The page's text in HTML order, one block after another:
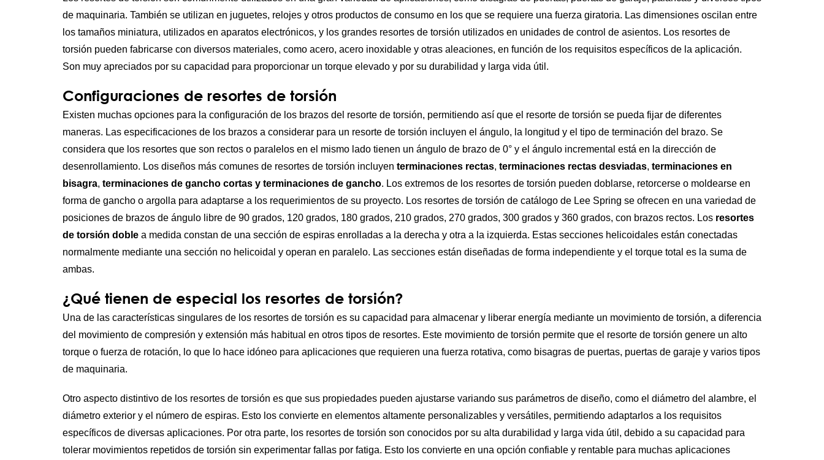
de maquinaria. También se utilizan en juguetes, relojes y otros productos de consumo en los que se requiere una fuerza giratoria. Las dimensiones oscilan entre
los tamaños miniatura, utilizados en aparatos electrónicos, y los grandes resortes de torsión utilizados en unidades de control de asientos. Los resortes de
torsión pueden fabricarse con diversos materiales, como acero, acero inoxidable y otras aleaciones, en función de los requisitos específicos de la aplicación.
Son muy apreciados por su capacidad para proporcionar un torque elevado y por su durabilidad y larga vida útil.
Configuraciones de resortes de torsión
Existen muchas opciones para la configuración de los brazos del resorte de torsión, permitiendo así que el resorte de torsión se pueda fijar de diferentes
maneras. Las especificaciones de los brazos a considerar para un resorte de torsión incluyen el ángulo, la longitud y el tipo de terminación del brazo. Se
considera que los resortes que son rectos o paralelos en el mismo lado tienen un ángulo de brazo de 0° y el ángulo incremental está en la dirección de
desenrollamiento. Los diseños más comunes de resortes de torsión incluyen terminaciones rectas, terminaciones rectas desviadas, terminaciones en
bisagra, terminaciones de gancho cortas y terminaciones de gancho. Los extremos de los resortes de torsión pueden doblarse, retorcerse o moldearse en
forma de gancho o argolla para adaptarse a los requerimientos de su proyecto. Los resortes de torsión de catálogo de Lee Spring se ofrecen en una variedad de
posiciones de brazos de ángulo libre de 90 grados, 120 grados, 180 grados, 210 grados, 270 grados, 300 grados y 360 grados, con brazos rectos. Los resortes
de torsión doble a medida constan de una sección de espiras enrolladas a la derecha y otra a la izquierda. Estas secciones helicoidales están conectadas
normalmente mediante una sección no helicoidal y operan en paralelo. Las secciones están diseñadas de forma independiente y el torque total es la suma de
ambas.
¿Qué tienen de especial los resortes de torsión?
Una de las características singulares de los resortes de torsión es su capacidad para almacenar y liberar energía mediante un movimiento de torsión, a diferencia
del movimiento de compresión y extensión más habitual en otros tipos de resortes. Este movimiento de torsión permite que el resorte de torsión genere un alto
torque o fuerza de rotación, lo que lo hace idóneo para aplicaciones que requieren una fuerza rotativa, como bisagras de puertas, puertas de garaje y varios tipos
de maquinaria.
Otro aspecto distintivo de los resortes de torsión es que sus propiedades pueden ajustarse variando sus parámetros de diseño, como el diámetro del alambre, el
diámetro exterior y el número de espiras. Esto los convierte en elementos altamente personalizables y versátiles, permitiendo adaptarlos a los requisitos
específicos de diversas aplicaciones. Por otra parte, los resortes de torsión son conocidos por su alta durabilidad y larga vida útil, debido a su capacidad para
tolerar movimientos repetidos de torsión sin experimentar fallas por fatiga. Esto los convierte en una opción confiable y rentable para muchas aplicaciones